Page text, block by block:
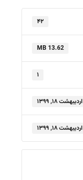
۴۲
13.62 MB
۱
اردیبهشت ۱۸, ۱۳۹۹
اردیبهشت ۱۸, ۱۳۹۹